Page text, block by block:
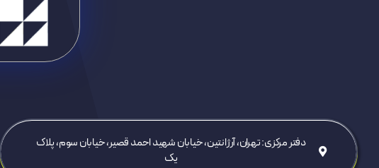
دفتر مرکزی: تهران، آرژانتین، خیابان شهید احمد قصیر، خیابان سوم، پلاک
یک